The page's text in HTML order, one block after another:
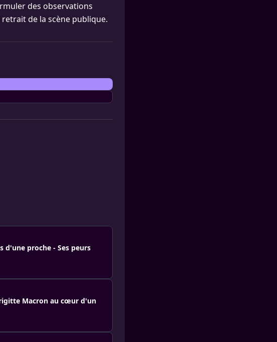
des observations
de la scène publique.
d'une proche - Ses peurs
Macron au cœur d'un